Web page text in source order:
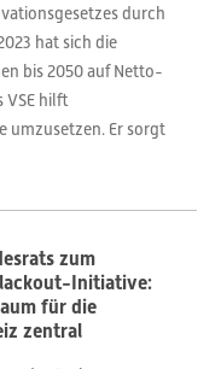
durch
hat sich die
bis 2050 auf Netto-
VSE hilft
umzusetzen. Er sorgt
zum
Initiative:
für die
zentral